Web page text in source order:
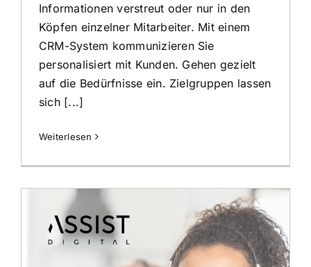
Informationen verstreut oder nur in den
Köpfen einzelner Mitarbeiter. Mit einem
CRM-System kommunizieren Sie
personalisiert mit Kunden. Gehen gezielt
auf die Bedürfnisse ein. Zielgruppen lassen
sich [...]
Weiterlesen